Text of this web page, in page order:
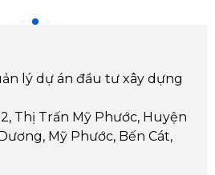
lý dự án đầu tư xây dựng
Thị Trấn Mỹ Phước, Huyện
Mỹ Phước, Bến Cát,